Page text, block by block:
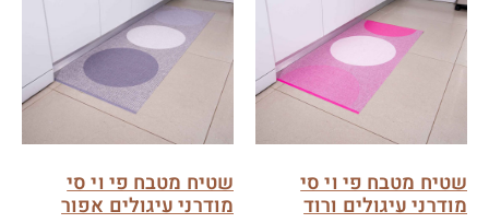
שטיח מטבח פי וי סי
מודרני עיגולים ורוד
שטיח מטבח פי וי סי
מודרני עיגולים אפור